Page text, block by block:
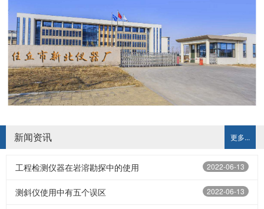
更多...
新闻资讯
2022-06-13
工程检测仪器在岩溶勘探中的使用
2022-06-13
测斜仪使用中有五个误区